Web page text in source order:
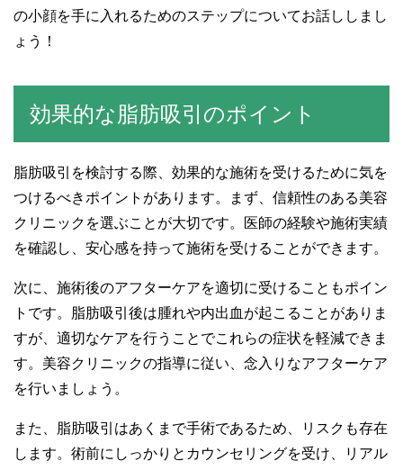
の小顔を手に入れるためのステップについてお話ししまし
ょう！
効果的な脂肪吸引のポイント
脂肪吸引を検討する際、効果的な施術を受けるために気を
つけるべきポイントがあります。まず、信頼性のある美容
クリニックを選ぶことが大切です。医師の経験や施術実績
を確認し、安心感を持って施術を受けることができます。
次に、施術後のアフターケアを適切に受けることもポイン
トです。脂肪吸引後は腫れや内出血が起こることがありま
すが、適切なケアを行うことでこれらの症状を軽減できま
す。美容クリニックの指導に従い、念入りなアフターケア
を行いましょう。
また、脂肪吸引はあくまで手術であるため、リスクも存在
します。術前にしっかりとカウンセリングを受け、リアル